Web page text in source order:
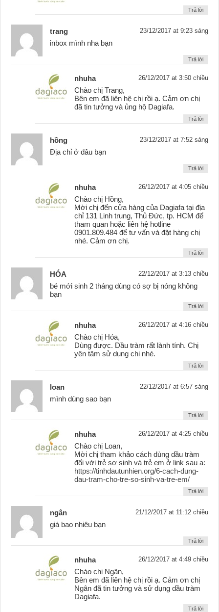
Trả lời
trang 23/12/2017 at 9:23 sáng
inbox mình nha bạn
Trả lời
nhuha 26/12/2017 at 3:50 chiều
Chào chị Trang,
Bên em đã liên hệ chị rồi ạ. Cảm ơn chị
đã tin tưởng và ủng hộ Dagiafa.
Trả lời
hồng 23/12/2017 at 7:52 sáng
Địa chỉ ở đâu bạn
Trả lời
nhuha 26/12/2017 at 4:05 chiều
Chào chị Hồng,
Mời chị đến cửa hàng của Dagiafa tại địa
chỉ 131 Linh trung, Thủ Đức, tp. HCM để
tham quan hoặc liên hệ hotline
0901.809.484 để tư vấn và đặt hàng chị
nhé. Cảm ơn chị.
Trả lời
HÓA 22/12/2017 at 3:13 chiều
bé mới sinh 2 tháng dùng có sợ bị nóng không
bạn
Trả lời
nhuha 26/12/2017 at 4:16 chiều
Chào chị Hóa,
Dùng được. Dầu tràm rất lành tính. Chị
yên tâm sử dụng chị nhé.
Trả lời
loan 22/12/2017 at 6:57 sáng
mình dùng sao bạn
Trả lời
nhuha 26/12/2017 at 4:25 chiều
Chào chị Loan,
Mời chị tham khảo cách dùng dầu tràm
đối với trẻ sơ sinh và trẻ em ở link sau ạ:
https://tinhdautunhien.org/6-cach-dung-
dau-tram-cho-tre-so-sinh-va-tre-em/
Trả lời
ngân 21/12/2017 at 11:12 chiều
giá bao nhiêu bạn
Trả lời
nhuha 26/12/2017 at 4:49 chiều
Chào chị Ngân,
Bên em đã liên hệ chị rồi ạ. Cảm ơn chị
Ngân đã tin tưởng và sử dụng dầu tràm
Dagiafa.
Trả lời